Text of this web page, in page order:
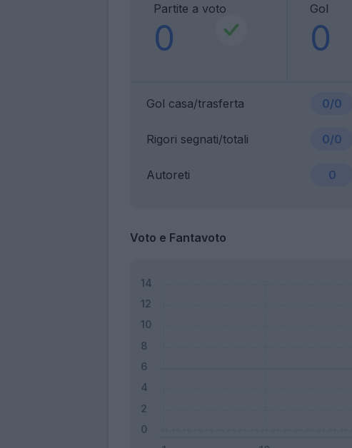
Partite a voto
0
Gol
0
Gol casa/trasferta 0/0
Rigori segnati/totali 0/0
Autoreti 0
Voto e Fantavoto